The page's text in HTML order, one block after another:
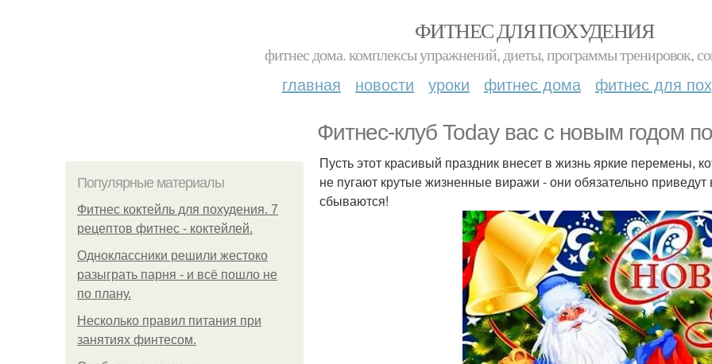
ФИТНЕС ДЛЯ ПОХУДЕНИЯ
фитнес дома. комплексы упражнений, диеты, программы тренировок,
главная новости уроки фитнес дома фитнес для
Фитнес-клуб Today вас с новым годом
Популярные материалы
Фитнес коктейль для похудения. 7
рецептов фитнес - коктейлей.
Одноклассники решили жестоко
разыграть парня - и всё пошло не
по плану.
Несколько правил питания при
занятиях финтесом.
Пусть этот красивый праздник внесет в жизнь яркие перемены,
не пугают крутые жизненные виражи - они обязательно
сбываются!